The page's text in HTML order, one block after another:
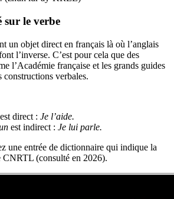
sur le verbe
un objet direct en français là où l’anglais
l’inverse. C’est pour cela que des
l’Académie française et les grands guides
constructions verbales.
est direct : Je l’aide.
est indirect : Je lui parle.
une entrée de dictionnaire qui indique la
CNRTL (consulté en 2026).